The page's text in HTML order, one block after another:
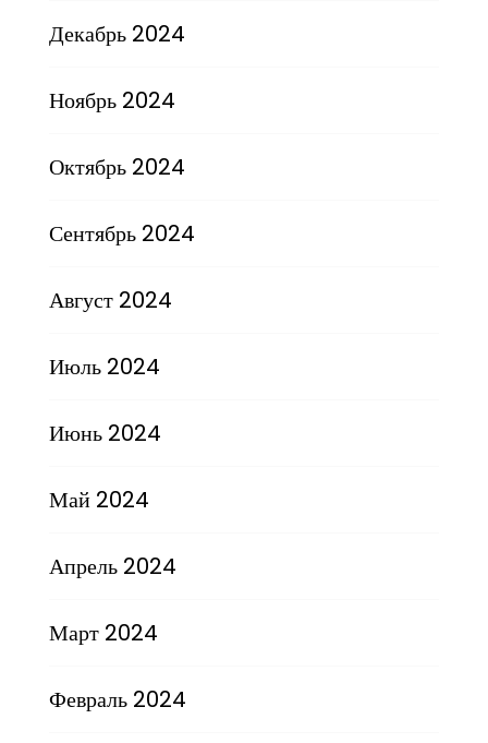
Декабрь 2024
Ноябрь 2024
Октябрь 2024
Сентябрь 2024
Август 2024
Июль 2024
Июнь 2024
Май 2024
Апрель 2024
Март 2024
Февраль 2024